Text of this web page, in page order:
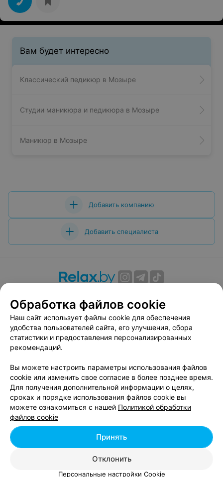
Вам будет интересно
Классический педикюр в Мозыре
Студии маникюра и педикюра в Мозыре
Маникюр в Мозыре
Добавить компанию
Добавить специалиста
Вакансии
Публичный договор
Способы оплаты
Публичный договор по использованию сервиса
«Афиша»
Пользовательское соглашение
Связаться по вопросам сотрудничества
Написать руководителю relax.by
Персональные настройки cookie
Обработка персональных данных
| 220012, Республика Беларусь, г. Минск,
улица Толбухина, 2, пом. 16 | info@relax.by
Обработка файлов cookie
Наш сайт использует файлы cookie для обеспечения
удобства пользователей сайта, его улучшения, сбора
статистики и предоставления персонализированных
рекомендаций.
Вы можете настроить параметры использования файлов
cookie или изменить свое согласие в более позднее время.
Для получения дополнительной информации о целях,
сроках и порядке использования файлов cookie вы
можете ознакомиться с нашей Политикой обработки
файлов cookie
Отклонить
Принять
Персональные настройки Cookie